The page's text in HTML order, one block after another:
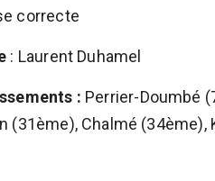
correcte
: Laurent Duhamel
: Perrier-Doumbé
(31ème), Chalmé